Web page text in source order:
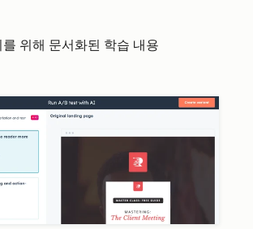
위해 문서화된 학습 내용